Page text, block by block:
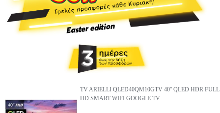
TV ARIELLI QLED40QM10GTV 40'' QLED HDR FULL
HD SMART WIFI GOOGLE TV